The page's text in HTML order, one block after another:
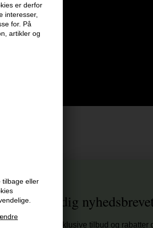
er derfor
interesser,
for. På
artikler og
tilbage eller
samme hverdag ved bestilling inden kl
dages returret
anmeldelser på Trustpilot , 4.9 Rating
Tilmeld dig
nyheder, eksklusive tilbud og rabatter